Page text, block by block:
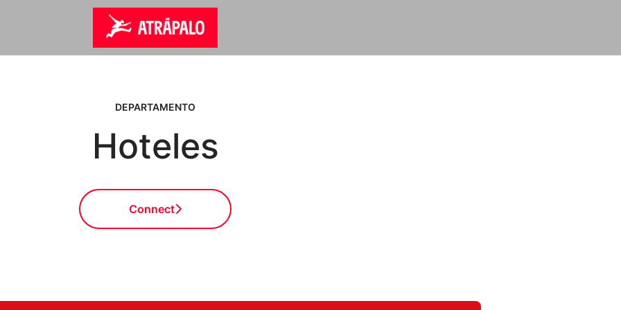
DEPARTAMENTO
Hoteles
Connect